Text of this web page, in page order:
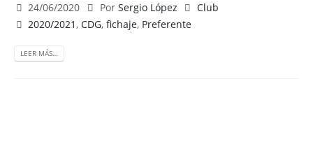
24/06/2020 Por Sergio López
Club
2020/2021,CDG,fichaje, Preferente
LEER MÁS…